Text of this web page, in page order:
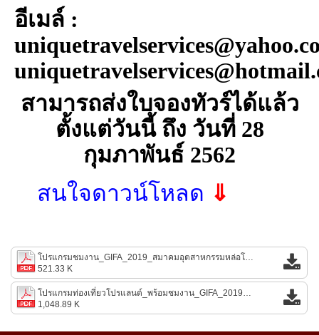
อีเมล์ :
สามารถส่งใบจองทัวร์ได้แล้ว
ตั้งแต่วันนี้ ถึง วันที่ 28
กุมภาพันธ์ 2562
สนใจดาวน์โหลด ⇓
521.33 K
1,048.89 K